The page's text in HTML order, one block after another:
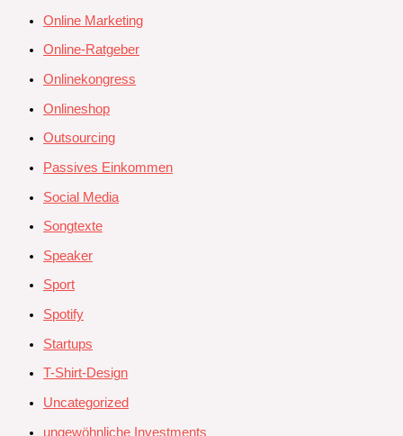
Online Marketing
Online-Ratgeber
Onlinekongress
Onlineshop
Outsourcing
Passives Einkommen
Social Media
Songtexte
Speaker
Sport
Spotify
Startups
T-Shirt-Design
Uncategorized
ungewöhnliche Investments